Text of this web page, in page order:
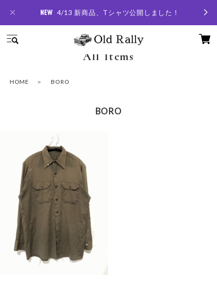
4/13 新商品、Tシャツ公開しました！
All Items
HOME BORO
BORO